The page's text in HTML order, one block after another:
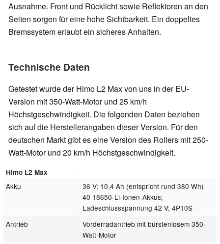
Ausnahme. Front und Rücklicht sowie Reflektoren an den
Seiten sorgen für eine hohe Sichtbarkeit. Ein doppeltes
Bremssystem erlaubt ein sicheres Anhalten.
Technische Daten
Getestet wurde der Himo L2 Max von uns in der EU-
Version mit 350-Watt-Motor und 25 km/h
Höchstgeschwindigkeit. Die folgenden Daten beziehen
sich auf die Herstellerangaben dieser Version. Für den
deutschen Markt gibt es eine Version des Rollers mit 250-
Watt-Motor und 20 km/h Höchstgeschwindigkeit.
Himo L2 Max
Akku
36 V; 10,4 Ah (entspricht rund 380 Wh)
40 18650-Li-Ionen-Akkus;
Ladeschlussspannung 42 V; 4P10S
Antrieb
Vorderradantrieb mit bürstenlosem 350-
Watt-Motor